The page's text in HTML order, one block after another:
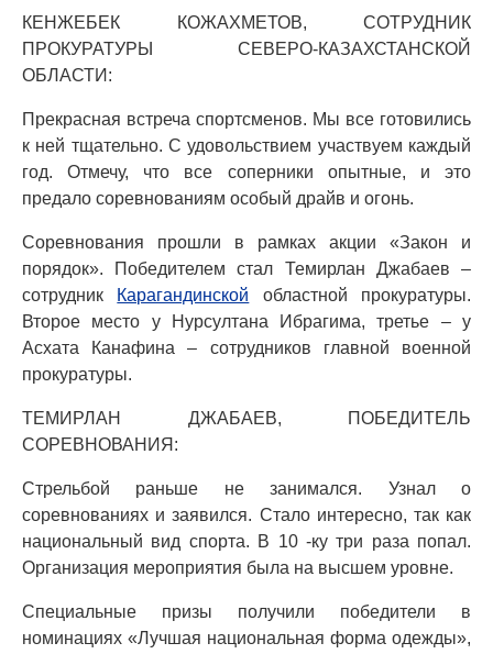
КЕНЖЕБЕК КОЖАХМЕТОВ, СОТРУДНИК
ПРОКУРАТУРЫ СЕВЕРО-КАЗАХСТАНСКОЙ
ОБЛАСТИ:
Прекрасная встреча спортсменов. Мы все готовились
к ней тщательно. С удовольствием участвуем каждый
год. Отмечу, что все соперники опытные, и это
предало соревнованиям особый драйв и огонь.
Соревнования прошли в рамках акции «Закон и
порядок». Победителем стал Темирлан Джабаев –
сотрудник Карагандинской областной прокуратуры.
Второе место у Нурсултана Ибрагима, третье – у
Асхата Канафина – сотрудников главной военной
прокуратуры.
ТЕМИРЛАН ДЖАБАЕВ, ПОБЕДИТЕЛЬ
СОРЕВНОВАНИЯ:
Стрельбой раньше не занимался. Узнал о
соревнованиях и заявился. Стало интересно, так как
национальный вид спорта. В 10 -ку три раза попал.
Организация мероприятия была на высшем уровне.
Специальные призы получили победители в
номинациях «Лучшая национальная форма одежды»,